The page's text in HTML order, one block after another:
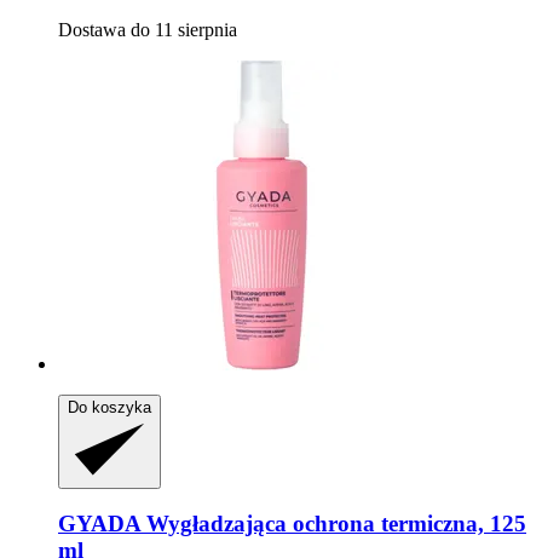
Dostawa do 11 sierpnia
Do koszyka
GYADAWygładzająca ochrona termiczna, 125
ml